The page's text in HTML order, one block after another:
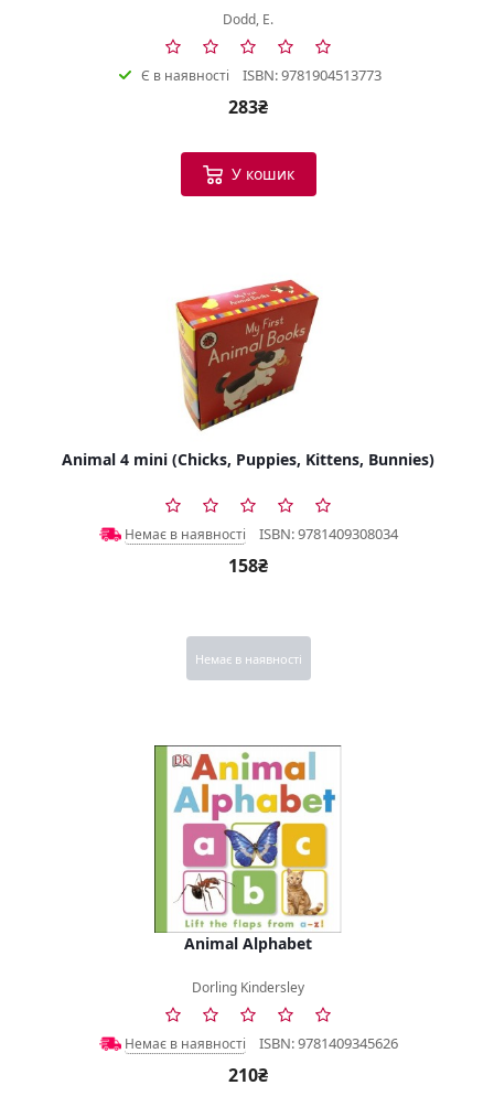
Dodd, E.
Є в наявності ISBN: 9781904513773
283₴
У кошик
Animal 4 mini (Chicks, Puppies, Kittens, Bunnies)
Немає в наявності ISBN: 9781409308034
158₴
Немає в наявності
Animal Alphabet
Dorling Kindersley
Немає в наявності ISBN: 9781409345626
210₴